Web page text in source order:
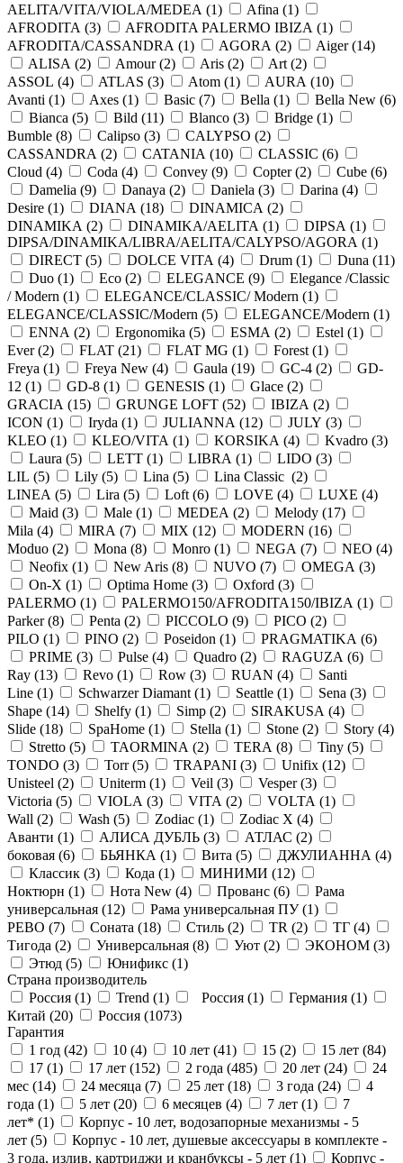
AELITA/VITA/VIOLA/MEDEA (1) Afina (1)
AFRODITA (3) AFRODITA PALERMO IBIZA (1)
AFRODITA/CASSANDRA (1) AGORA (2) Aiger (14)
ALISA (2) Amour (2) Aris (2) Art (2)
ASSOL (4) ATLAS (3) Atom (1) AURA (10)
Avanti (1) Axes (1) Basic (7) Bella (1) Bella New (6)
Bianca (5) Bild (11) Blanco (3) Bridge (1)
Bumble (8) Calipso (3) CALYPSO (2)
CASSANDRA (2) CATANIA (10) CLASSIC (6)
Cloud (4) Coda (4) Convey (9) Copter (2) Cube (6)
Damelia (9) Danaya (2) Daniela (3) Darina (4)
Desire (1) DIANA (18) DINAMICA (2)
DINAMIKA (2) DINAMIKA/AELITA (1) DIPSA (1)
DIPSA/DINAMIKA/LIBRA/AELITA/CALYPSO/AGORA (1)
DIRECT (5) DOLCE VITA (4) Drum (1) Duna (11)
Duo (1) Eco (2) ELEGANCE (9)
Elegance /Classic
/ Modern (1) ELEGANCE/CLASSIC/ Modern (1)
ELEGANCE/CLASSIC/Modern (5) ELEGANCE/Modern (1)
ENNA (2) Ergonomika (5) ESMA (2) Estel (1)
Ever (2) FLAT (21) FLAT MG (1) Forest (1)
Freya (1) Freya New (4) Gaula (19) GC-4 (2)
GD-
12 (1) GD-8 (1) GENESIS (1) Glace (2)
GRACIA (15) GRUNGE LOFT (52) IBIZA (2)
ICON (1) Iryda (1) JULIANNA (12) JULY (3)
KLEO (1) KLEO/VITA (1) KORSIKA (4) Kvadro (3)
Laura (5) LETT (1) LIBRA (1) LIDO (3)
LIL (5) Lily (5) Lina (5) Lina Classic (2)
LINEA (5) Lira (5) Loft (6) LOVE (4) LUXE (4)
Maid (3) Male (1) MEDEA (2) Melody (17)
Mila (4) MIRA (7) MIX (12) MODERN (16)
Moduo (2) Mona (8) Monro (1) NEGA (7) NEO (4)
Neofix (1) New Aris (8) NUVO (7) OMEGA (3)
On-X (1) Optima Home (3) Oxford (3)
PALERMO (1) PALERMO150/AFRODITA150/IBIZA (1)
Parker (8) Penta (2) PICCOLO (9) PICO (2)
PILO (1) PINO (2) Poseidon (1) PRAGMATIKA (6)
PRIME (3) Pulse (4) Quadro (2) RAGUZA (6)
Ray (13) Revo (1) Row (3) RUAN (4)
Santi
Line (1) Schwarzer Diamant (1) Seattle (1) Sena (3)
Shape (14) Shelfy (1) Simp (2) SIRAKUSA (4)
Slide (18) SpaHome (1) Stella (1) Stone (2) Story (4)
Stretto (5) TAORMINA (2) TERA (8) Tiny (5)
TONDO (3) Torr (5) TRAPANI (3) Unifix (12)
Unisteel (2) Uniterm (1) Veil (3) Vesper (3)
Victoria (5) VIOLA (3) VITA (2) VOLTA (1)
Wall (2) Wash (5) Zodiac (1) Zodiac X (4)
Аванти (1) АЛИСА ДУБЛЬ (3) АТЛАС (2)
боковая (6) БЬЯНКА (1) Вита (5) ДЖУЛИАННА (4)
Классик (3) Кода (1) МИНИМИ (12)
Ноктюрн (1) Нота New (4) Прованс (6)
Рама
универсальная (12) Рама универсальная ПУ (1)
РЕВО (7) Соната (18) Стиль (2) ТR (2) ТГ (4)
Тигода (2) Универсальная (8) Уют (2) ЭКОНОМ (3)
Этюд (5) Юнификс (1)
Страна производитель
Россия (1) Trend (1) Россия (1) Германия (1)
Китай (20) Россия (1073)
Гарантия
1 год (42) 10 (4) 10 лет (41) 15 (2) 15 лет (84)
17 (1) 17 лет (152) 2 года (485) 20 лет (24)
24
мес (14) 24 месяца (7) 25 лет (18) 3 года (24)
4
года (1) 5 лет (20) 6 месяцев (4) 7 лет (1)
7
лет* (1)
Корпус - 10 лет, водозапорные механизмы - 5
лет (5)
Корпус - 10 лет, душевые аксессуары в комплекте -
3 года, излив, картриджи и кранбуксы - 5 лет (1) Корпус -